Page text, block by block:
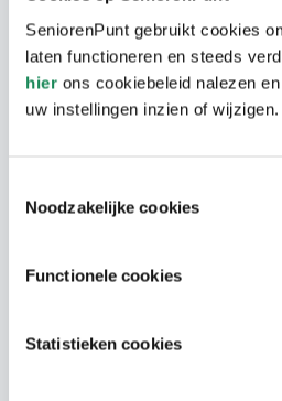
SeniorenPunt gebruikt cookies
laten functioneren en steeds
hier ons cookiebeleid nalezen
uw instellingen inzien of wijzigen.
Noodzakelijke cookies
Functionele cookies
Statistieken cookies
zijn gelegen in twee
Het seniorencomplex
Woning
slaapkamers, een
toilet, inpandige
Zorg
vragen via telelock.
Adres